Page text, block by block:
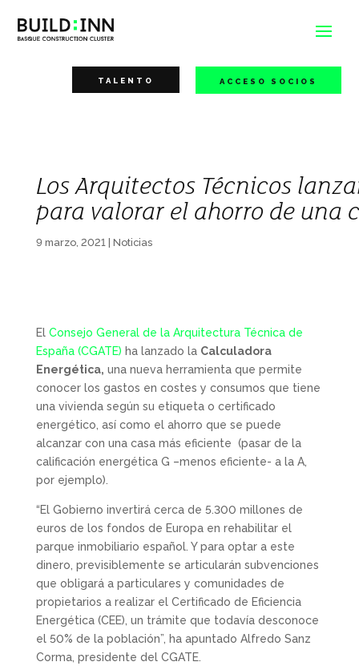
TALENTO ACCESO SOCIOS
Los Arquitectos Técnicos
para valorar el ahorro de una
9 marzo, 2021| Noticias
El Consejo General de la Arquitectura Técnica de
España (CGATE) ha lanzado la Calculadora
Energética, una nueva herramienta que permite
conocer los gastos en costes y consumos que tiene
una vivienda según su etiqueta o certificado
energético, así como el ahorro que se puede
alcanzar con una casa más eficiente (pasar de la
calificación energética G –menos eficiente- a la A,
por ejemplo).
“El Gobierno invertirá cerca de 5.300 millones de
euros de los fondos de Europa en rehabilitar el
parque inmobiliario español. Y para optar a este
dinero, previsiblemente se articularán subvenciones
que obligará a particulares y comunidades de
propietarios a realizar el Certificado de Eficiencia
Energética (CEE), un trámite que todavía desconoce
el 50% de la población”, ha apuntado Alfredo Sanz
Corma, presidente del CGATE.